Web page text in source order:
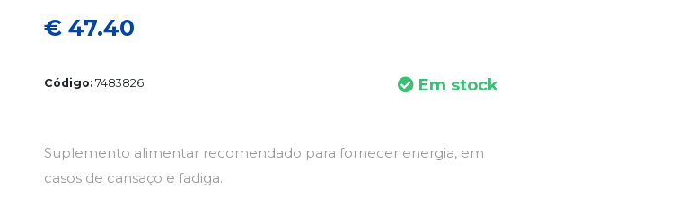
€ 47.40
Código: 7483826 Em stock
Suplemento alimentar recomendado para fornecer energia, em
casos de cansaço e fadiga.